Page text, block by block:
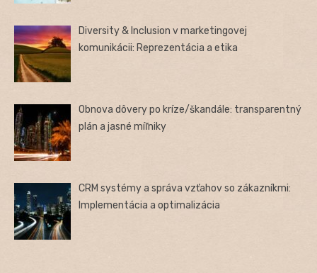
Diversity & Inclusion v marketingovej
komunikácii: Reprezentácia a etika
Obnova dôvery po kríze/škandále: transparentný
plán a jasné míľniky
CRM systémy a správa vzťahov so zákazníkmi:
Implementácia a optimalizácia